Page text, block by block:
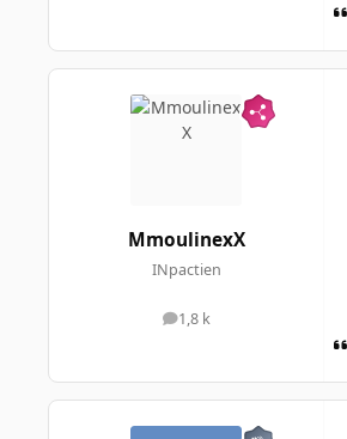
MmoulinexX
INpactien
1,8 k
messages